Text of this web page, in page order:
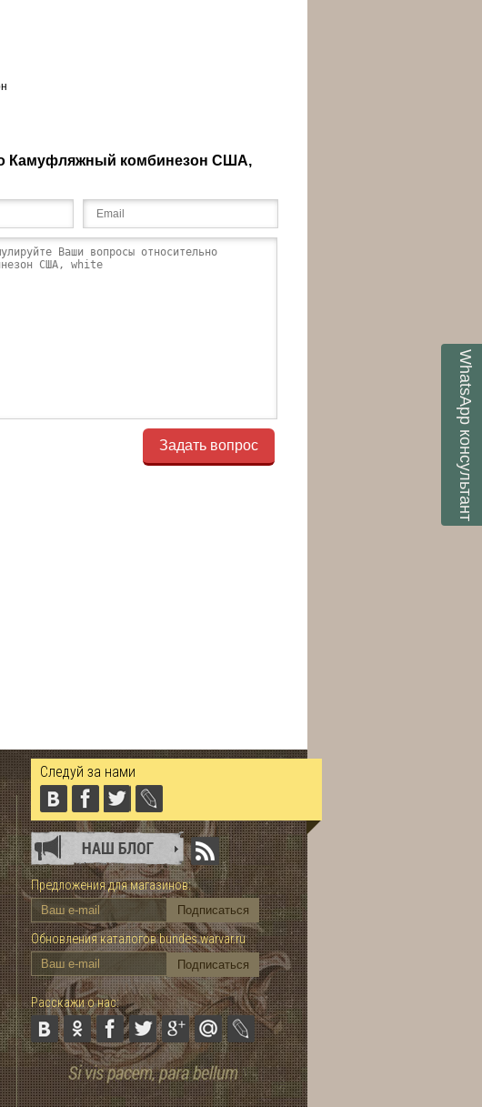
Камуфляжный комбинезон США,
Задать вопрос
Следуй за нами
Предложения для магазинов:
Обновления каталогов bundes.warvar.ru
Расскажи о нас:
WhatsApp
консультант